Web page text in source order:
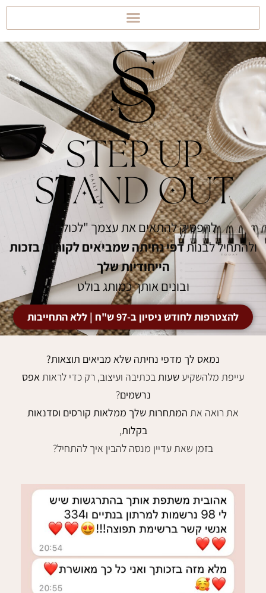
להפסיק להתאים את עצמך "לכולם"
ולהתחיל לבנותדפי נחיתה שמביאים לקוחות בזכות
הייחודיות שלך
ובונים אותך כמותג בולט
להצטרפות לחודש ניסיון ב-97 ש"ח | ללא התחייבות
נמאס לך מדפי נחיתה שלא מביאים תוצאות?
עייפת מלהשקיעשעותבכתיבה ועיצוב, רק כדי לראותאפס
נרשמים?
את רואה את המתחרות שלך ממלאות קורסים וסדנאות
בקלות,
בזמן שאת עדיין מנסה להבין איך להתחיל?